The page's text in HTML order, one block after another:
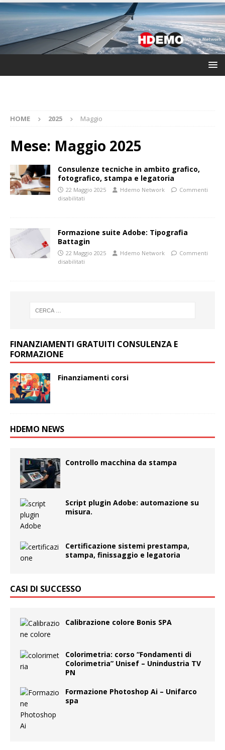
HOME 2025 Maggio
Mese: Maggio 2025
Consulenze tecniche in ambito grafico,
fotografico, stampa e legatoria
22 Maggio 2025 Hdemo Network
Commenti
disabilitati
Formazione suite Adobe: Tipografia
Battagin
22 Maggio 2025 Hdemo Network
Commenti
disabilitati
FINANZIAMENTI GRATUITI CONSULENZA E
FORMAZIONE
Finanziamenti corsi
HDEMO NEWS
Controllo macchina da stampa
Script plugin Adobe: automazione su
misura.
Certificazione sistemi prestampa,
stampa, finissaggio e legatoria
CASI DI SUCCESSO
Calibrazione colore Bonis SPA
Colorimetria: corso “Fondamenti di
Colorimetria” Unisef – Unindustria TV
PN
Formazione Photoshop Ai – Unifarco
spa